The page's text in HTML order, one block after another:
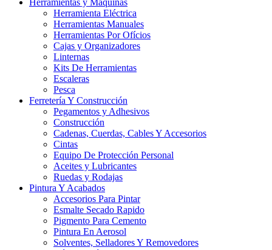
Herramientas y Maquinas
Herramienta Eléctrica
Herramientas Manuales
Herramientas Por Ofícios
Cajas y Organizadores
Linternas
Kits De Herramientas
Escaleras
Pesca
Ferretería Y Construcción
Pegamentos y Adhesivos
Construcción
Cadenas, Cuerdas, Cables Y Accesorios
Cintas
Equipo De Protección Personal
Aceites y Lubricantes
Ruedas y Rodajas
Pintura Y Acabados
Accesorios Para Pintar
Esmalte Secado Rapido
Pigmento Para Cemento
Pintura En Aerosol
Solventes, Selladores Y Removedores